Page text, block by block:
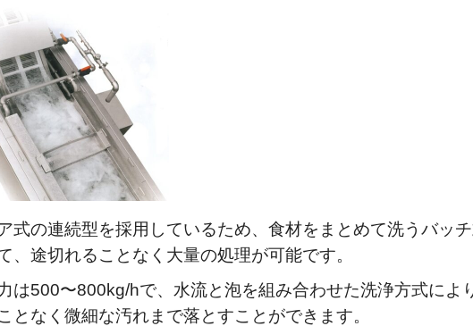
式の連続型を採用しているため、食材をまとめて洗うバッ
、途切れることなく大量の処理が可能です。
は500〜800kg/hで、水流と泡を組み合わせた洗浄方式によ
となく微細な汚れまで落とすことができます。